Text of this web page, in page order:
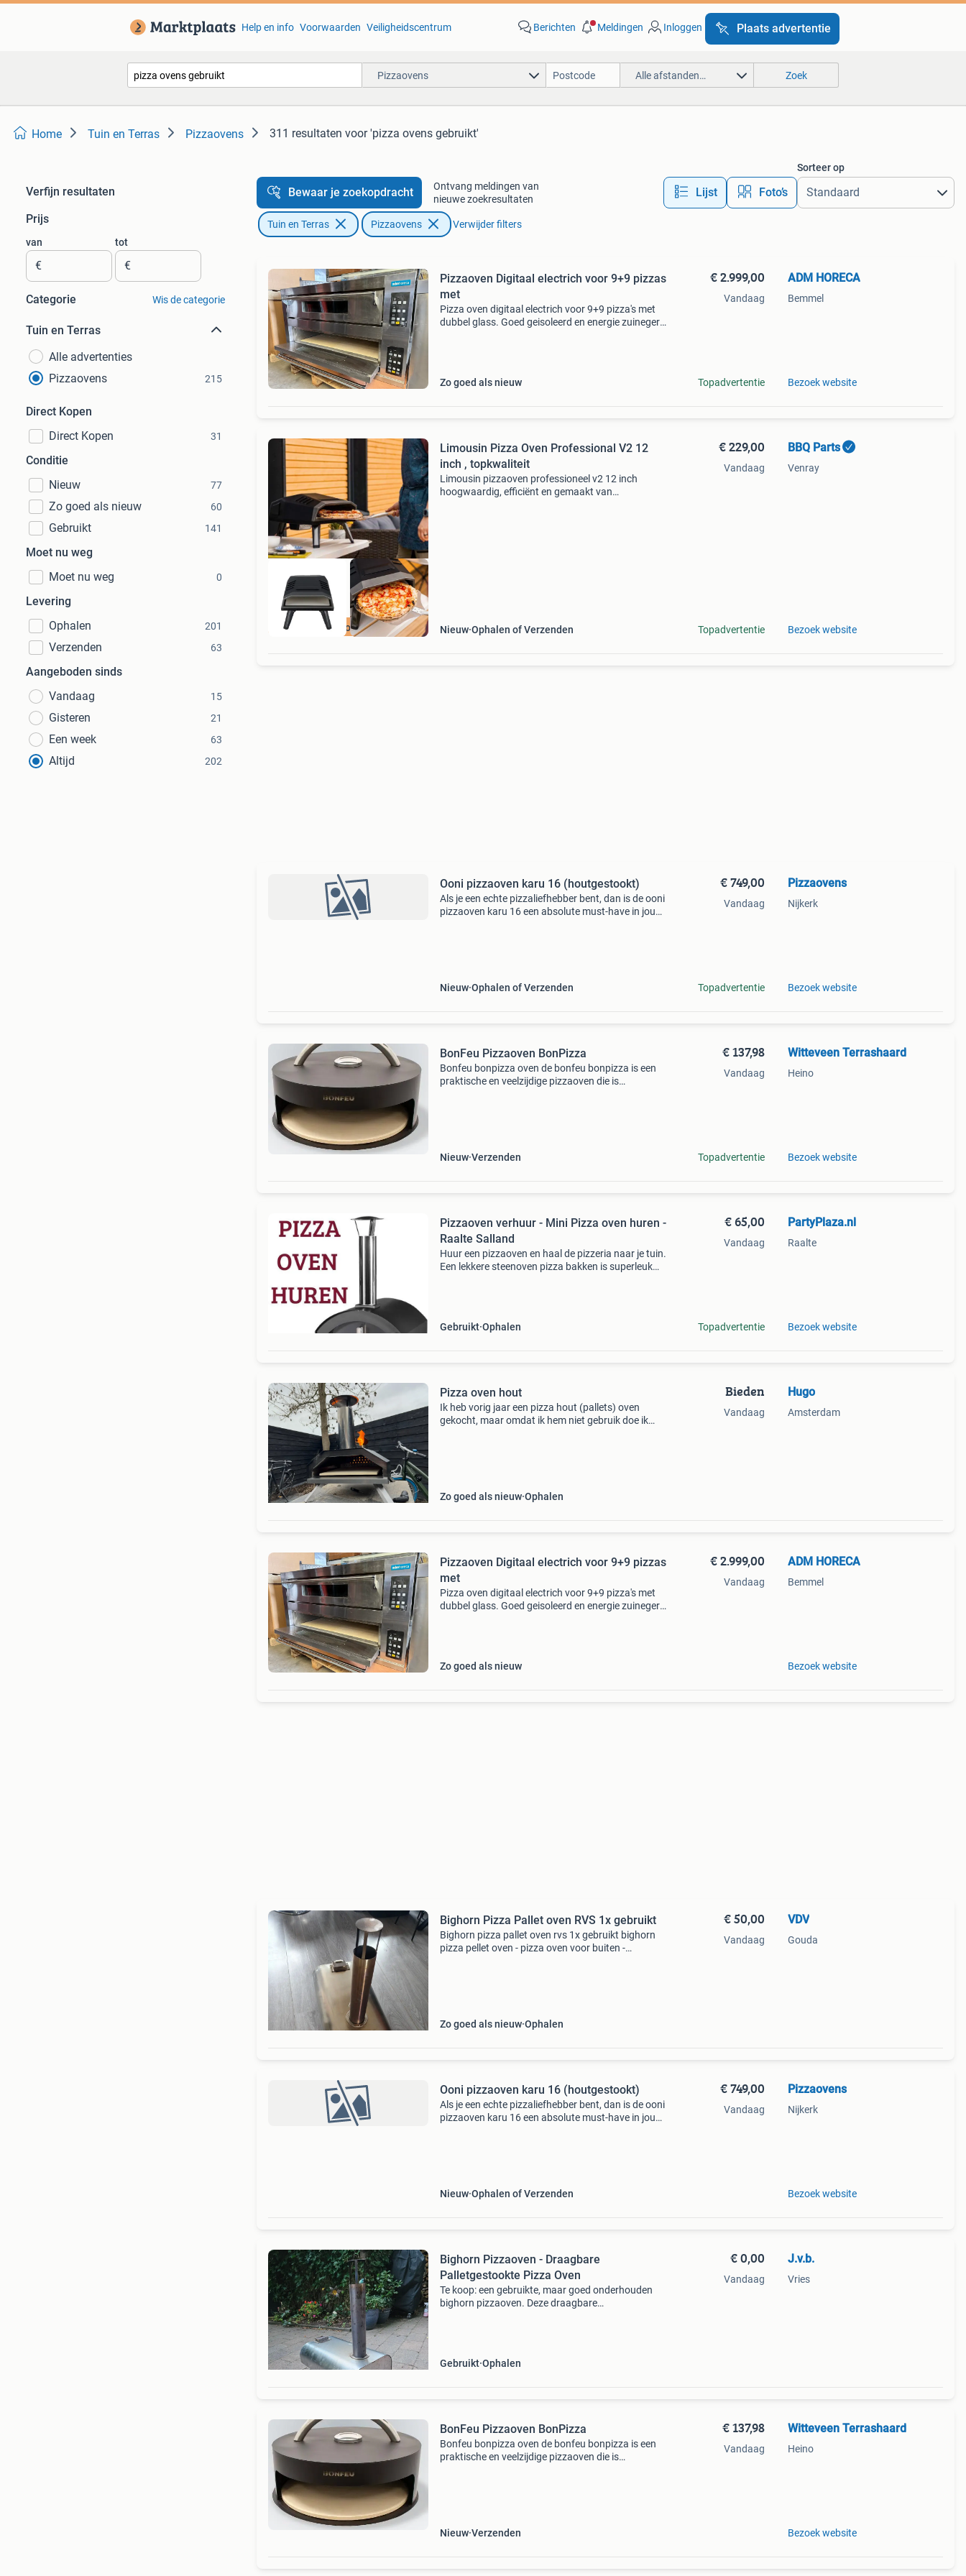
Help en info Voorwaarden Veiligheidscentrum Berichten Meldingen Inloggen Plaats advertentie
Pizzaovens Alle afstanden… Zoek
Home Tuin en Terras Pizzaovens 311 resultaten voor 'pizza ovens gebruikt'
Verfijn resultaten
Prijs
van
€
tot
€
Categorie Wis de categorie
Tuin en Terras
Alle advertenties
Pizzaovens
215
Direct Kopen
Direct Kopen
31
Conditie
Nieuw
77
Zo goed als nieuw 60
Gebruikt 141
Moet nu weg
Moet nu weg
0
Levering
Ophalen
201
Verzenden 63
Aangeboden sinds
Vandaag
15
Gisteren 21
Een week 63
Altijd 202
Bewaar je zoekopdracht
Ontvang meldingen van
nieuwe zoekresultaten
Lijst Foto’s
Sorteer op
Tuin en Terras Pizzaovens Verwijder filters
Pizzaoven Digitaal electrich voor 9+9 pizzas
met
Pizza oven digitaal electrich voor 9+9 pizza's met
dubbel glass. Goed geisoleerd en energie zuineger.
Zo goed als nieuw
€ 2.999,00
Vandaag
Topadvertentie
ADM HORECA
Bemmel
Bezoek website
180 euro korting
Limousin Pizza Oven Professional V2 12
inch , topkwaliteit
Limousin pizzaoven professioneel v2 12 inch
hoogwaardig, efficiënt en gemaakt van
Nieuw Ophalen of Verzenden
€ 229,00
Vandaag
Topadvertentie
BBQ Parts
Venray
Bezoek website
Ooni pizzaoven karu 16 (houtgestookt)
Als je een echte pizzaliefhebber bent, dan is de ooni
pizzaoven karu 16 een absolute must-have in jouw
Nieuw Ophalen of Verzenden
€ 749,00
Vandaag
Topadvertentie
Pizzaovens
Nijkerk
Bezoek website
BonFeu Pizzaoven BonPizza
Bonfeu bonpizza oven de bonfeu bonpizza is een
praktische en veelzijdige pizzaoven die is
Nieuw Verzenden
€ 137,98
Vandaag
Topadvertentie
Witteveen Terrashaard
Heino
Bezoek website
Pizzaoven verhuur - Mini Pizza oven huren -
Raalte Salland
Huur een pizzaoven en haal de pizzeria naar je tuin.
Een lekkere steenoven pizza bakken is superleuk
Gebruikt Ophalen
€ 65,00
Vandaag
Topadvertentie
PartyPlaza.nl
Raalte
Bezoek website
Pizza oven hout
Ik heb vorig jaar een pizza hout (pallets) oven
gekocht, maar omdat ik hem niet gebruik doe ik
Zo goed als nieuw Ophalen
Bieden
Vandaag
Hugo
Amsterdam
Pizzaoven Digitaal electrich voor 9+9 pizzas
met
Pizza oven digitaal electrich voor 9+9 pizza's met
dubbel glass. Goed geisoleerd en energie zuineger.
Zo goed als nieuw
€ 2.999,00
Vandaag
ADM HORECA
Bemmel
Bezoek website
Bighorn Pizza Pallet oven RVS 1x gebruikt
Bighorn pizza pallet oven rvs 1x gebruikt bighorn
pizza pellet oven - pizza oven voor buiten -
Zo goed als nieuw Ophalen
€ 50,00
Vandaag
VDV
Gouda
Ooni pizzaoven karu 16 (houtgestookt)
Als je een echte pizzaliefhebber bent, dan is de ooni
pizzaoven karu 16 een absolute must-have in jouw
Nieuw Ophalen of Verzenden
€ 749,00
Vandaag
Pizzaovens
Nijkerk
Bezoek website
Bighorn Pizzaoven - Draagbare
Palletgestookte Pizza Oven
Te koop: een gebruikte, maar goed onderhouden
bighorn pizzaoven. Deze draagbare
Gebruikt Ophalen
€ 0,00
Vandaag
J.v.b.
Vries
BonFeu Pizzaoven BonPizza
Bonfeu bonpizza oven de bonfeu bonpizza is een
praktische en veelzijdige pizzaoven die is
Nieuw Verzenden
€ 137,98
Vandaag
Witteveen Terrashaard
Heino
Bezoek website